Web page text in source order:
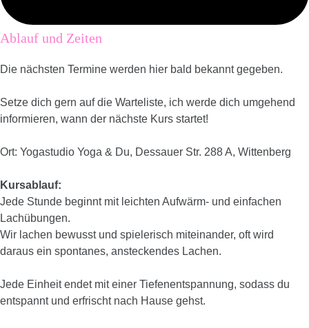
Ablauf und Zeiten
Die nächsten Termine werden hier bald bekannt gegeben.
Setze dich gern auf die Warteliste, ich werde dich umgehend
informieren, wann der nächste Kurs startet!
Ort: Yogastudio Yoga & Du, Dessauer Str. 288 A, Wittenberg
Kursablauf:
Jede Stunde beginnt mit leichten Aufwärm- und einfachen
Lachübungen.
Wir lachen bewusst und spielerisch miteinander, oft wird
daraus ein spontanes, ansteckendes Lachen.
Jede Einheit endet mit einer Tiefenentspannung, sodass du
entspannt und erfrischt nach Hause gehst.